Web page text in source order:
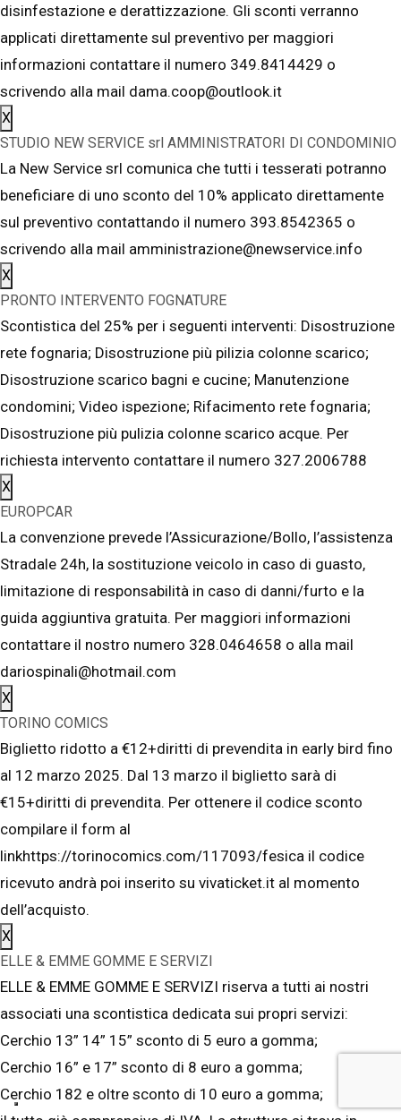
disinfestazione e derattizzazione. Gli sconti verranno
applicati direttamente sul preventivo per maggiori
informazioni contattare il numero 349.8414429 o
scrivendo alla mail dama.coop@outlook.it
X
STUDIO NEW SERVICE srl AMMINISTRATORI DI CONDOMINIO
La New Service srl comunica che tutti i tesserati potranno
beneficiare di uno sconto del 10% applicato direttamente
sul preventivo contattando il numero 393.8542365 o
scrivendo alla mail amministrazione@newservice.info
X
PRONTO INTERVENTO FOGNATURE
Scontistica del 25% per i seguenti interventi: Disostruzione
rete fognaria; Disostruzione più pilizia colonne scarico;
Disostruzione scarico bagni e cucine; Manutenzione
condomini; Video ispezione; Rifacimento rete fognaria;
Disostruzione più pulizia colonne scarico acque. Per
richiesta intervento contattare il numero 327.2006788
X
EUROPCAR
La convenzione prevede l’Assicurazione/Bollo, l’assistenza
Stradale 24h, la sostituzione veicolo in caso di guasto,
limitazione di responsabilità in caso di danni/furto e la
guida aggiuntiva gratuita. Per maggiori informazioni
contattare il nostro numero 328.0464658 o alla mail
dariospinali@hotmail.com
X
TORINO COMICS
Biglietto ridotto a €12+diritti di prevendita in early bird fino
al 12 marzo 2025. Dal 13 marzo il biglietto sarà di
€15+diritti di prevendita. Per ottenere il codice sconto
compilare il form al
linkhttps://torinocomics.com/117093/fesica il codice
ricevuto andrà poi inserito su vivaticket.it al momento
dell’acquisto.
X
ELLE & EMME GOMME E SERVIZI
ELLE & EMME GOMME E SERVIZI riserva a tutti ai nostri
associati una scontistica dedicata sui propri servizi:
Cerchio 13” 14” 15” sconto di 5 euro a gomma;
Cerchio 16” e 17” sconto di 8 euro a gomma;
Cerchio 182 e oltre sconto di 10 euro a gomma;